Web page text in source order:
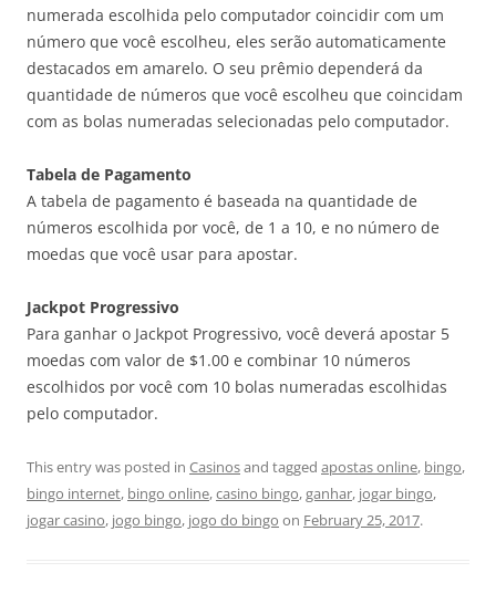
numerada escolhida pelo computador coincidir com um
número que você escolheu, eles serão automaticamente
destacados em amarelo. O seu prêmio dependerá da
quantidade de números que você escolheu que coincidam
com as bolas numeradas selecionadas pelo computador.
Tabela de Pagamento
A tabela de pagamento é baseada na quantidade de
números escolhida por você, de 1 a 10, e no número de
moedas que você usar para apostar.
Jackpot Progressivo
Para ganhar o Jackpot Progressivo, você deverá apostar 5
moedas com valor de $1.00 e combinar 10 números
escolhidos por você com 10 bolas numeradas escolhidas
pelo computador.
This entry was posted in Casinosand tagged apostas online, bingo,
bingo internet, bingo online,casino bingo,ganhar, jogar bingo,
jogar casino, jogo bingo, jogo do bingo on February 25, 2017.